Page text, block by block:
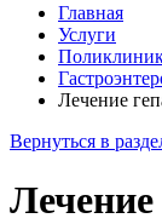
Главная
Услуги
Лечение
Вернуться в
Лечение